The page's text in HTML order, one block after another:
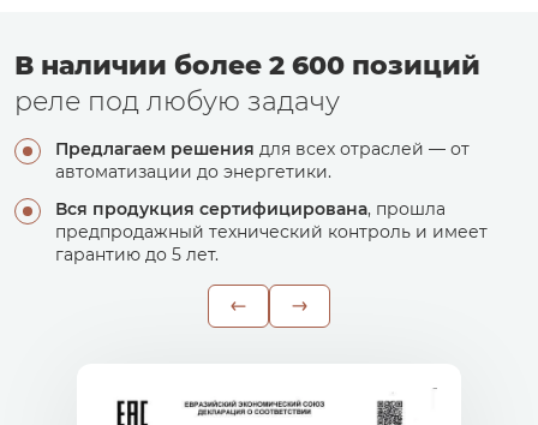
В наличии более 2 600 позиций
реле под любую задачу
Предлагаем решения для всех отраслей — от
автоматизации до энергетики.
Вся продукция сертифицирована, прошла
предпродажный технический контроль и имеет
гарантию до 5 лет.